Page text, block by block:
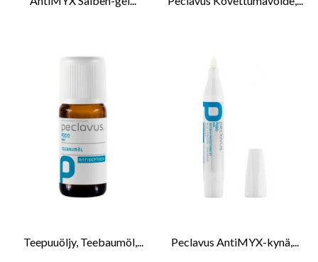
Teepuuöljy, Teebaumöl,... Peclavus AntiMYX-kynä,...